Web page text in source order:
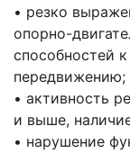
• резко
опорно-
способностей
передвижению;
• активность
и выше,
• нарушение